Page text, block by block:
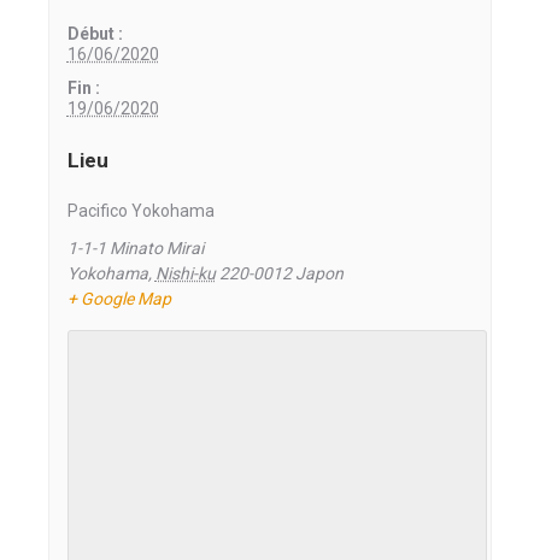
Début :
16/06/2020
Fin :
19/06/2020
Lieu
Pacifico Yokohama
1-1-1 Minato Mirai
Yokohama, Nishi-ku 220-0012 Japon
+ Google Map